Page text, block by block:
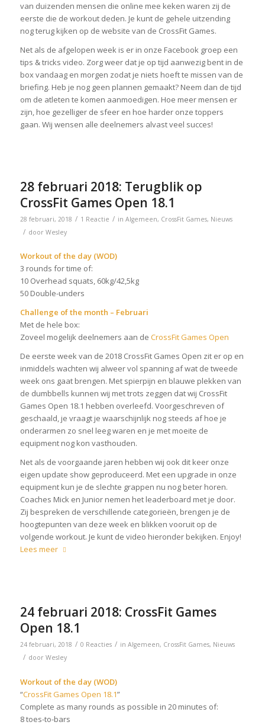
van duizenden mensen die online mee keken waren zij de
eerste die de workout deden. Je kunt de gehele uitzending
nog terug kijken op de website van de CrossFit Games.
Net als de afgelopen week is er in onze Facebook groep een
tips & tricks video. Zorg weer dat je op tijd aanwezig bent in de
box vandaag en morgen zodat je niets hoeft te missen van de
briefing. Heb je nog geen plannen gemaakt? Neem dan de tijd
om de atleten te komen aanmoedigen. Hoe meer mensen er
zijn, hoe gezelliger de sfeer en hoe harder onze toppers
gaan. Wij wensen alle deelnemers alvast veel succes!
28 februari 2018: Terugblik op
CrossFit Games Open 18.1
28 februari, 2018 / 1 Reactie / in Algemeen, CrossFit Games, Nieuws
/ door Wesley
Workout of the day (WOD)
3 rounds for time of:
10 Overhead squats, 60kg/42,5kg
50 Double-unders
Challenge of the month – Februari
Met de hele box:
Zoveel mogelijk deelnemers aan de CrossFit Games Open
De eerste week van de 2018 CrossFit Games Open zit er op en
inmiddels wachten wij alweer vol spanning af wat de tweede
week ons gaat brengen. Met spierpijn en blauwe plekken van
de dumbbells kunnen wij met trots zeggen dat wij CrossFit
Games Open 18.1 hebben overleefd. Voorgeschreven of
geschaald, je vraagt je waarschijnlijk nog steeds af hoe je
onderarmen zo snel leeg waren en je met moeite de
equipment nog kon vasthouden.
Net als de voorgaande jaren hebben wij ook dit keer onze
eigen update show geproduceerd. Met een upgrade in onze
equipment kun je de slechte grappen nu nog beter horen.
Coaches Mick en Junior nemen het leaderboard met je door.
Zij bespreken de verschillende categorieën, brengen je de
hoogtepunten van deze week en blikken vooruit op de
volgende workout. Je kunt de video hieronder bekijken. Enjoy!
Lees meer
24 februari 2018: CrossFit Games
Open 18.1
24 februari, 2018 / 0 Reacties / in Algemeen, CrossFit Games, Nieuws
/ door Wesley
Workout of the day (WOD)
“CrossFit Games Open 18.1”
Complete as many rounds as possible in 20 minutes of:
8 toes-to-bars